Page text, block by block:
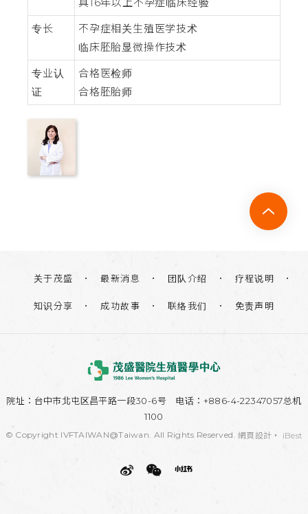
专长
不孕症相关生殖医学技术
临床胚胎显微操作技术
专业认
证
合格医检师
合格胚胎师
关于茂盛 最新消息 团队介绍 疗程说明
知识分享 成功故事 联络我们 免责声明
院址： 台中市北屯区昌平路一段30-6号 电话：+886-4-22347057总机
1100
© Copyright IVFTAIWAN@Taiwan. All Rights Reserved. 網頁設計 ‧ iBest